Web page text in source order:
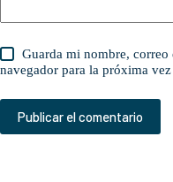
Guarda mi nombre,
navegador para la próxima
Publicar el comentario